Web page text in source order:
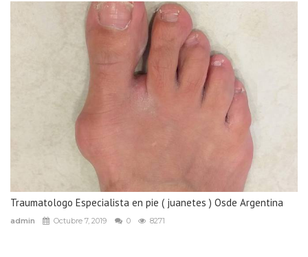
Traumatologo Especialista en pie ( juanetes ) Osde Argentina
admin Octubre 7, 2019 0 8271